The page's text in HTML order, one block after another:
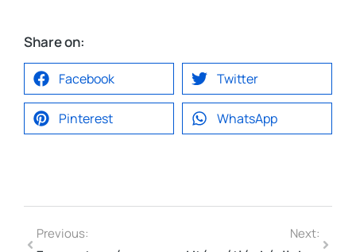
Share on:
Facebook Twitter
Pinterest WhatsApp
Previous: Next: